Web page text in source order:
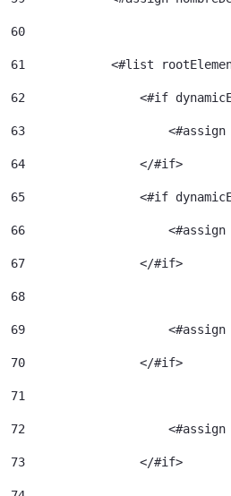
60
61
<#list
62
<#if
63
64
                </#if>
65
<#if
66
67
                </#if>
68
69
70
                </#if>
71
72
73
                </#if>